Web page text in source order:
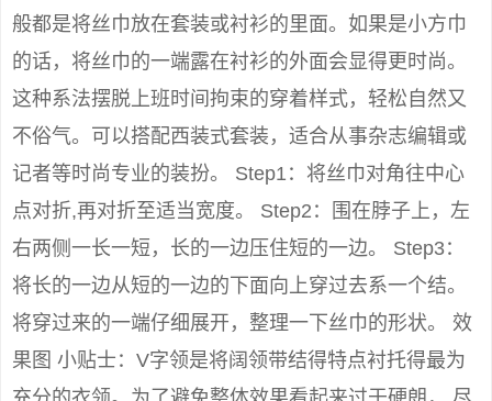
般都是将丝巾放在套装或衬衫的里面。如果是小方巾
的话，将丝巾的一端露在衬衫的外面会显得更时尚。
这种系法摆脱上班时间拘束的穿着样式，轻松自然又
不俗气。可以搭配西装式套装，适合从事杂志编辑或
记者等时尚专业的装扮。 Step1：将丝巾对角往中心
点对折,再对折至适当宽度。 Step2：围在脖子上，左
右两侧一长一短，长的一边压住短的一边。 Step3：
将长的一边从短的一边的下面向上穿过去系一个结。
将穿过来的一端仔细展开，整理一下丝巾的形状。 效
果图 小贴士：V字领是将阔领带结得特点衬托得最为